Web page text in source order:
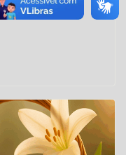
2025 em